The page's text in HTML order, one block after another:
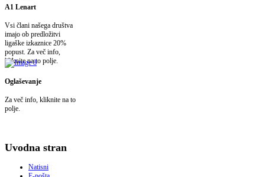
A1 Lenart
Vsi člani našega društva
imajo ob predložitvi
ligaške izkaznice 20%
popust. Za več info,
kliknite na to polje.
Oglaševanje
Za več info, kliknite na to
polje.
Uvodna stran
Natisni